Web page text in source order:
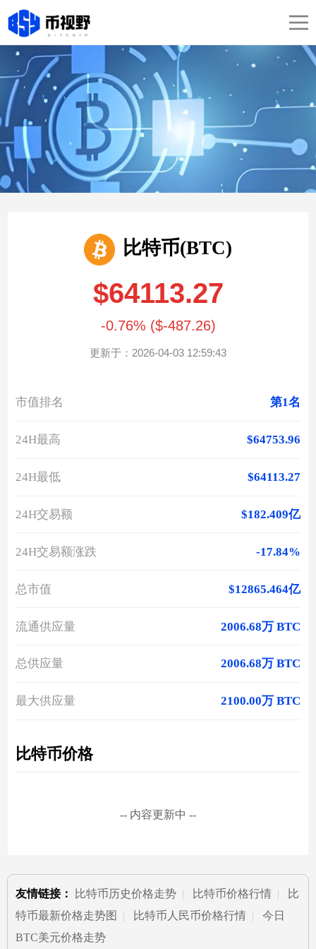
比特币(BTC)
$64113.27
-0.76% ($-487.26)
更新于：2026-04-03 12:59:43
市值排名 第1名
24H最高 $64753.96
24H最低 $64113.27
24H交易额 $182.409亿
24H交易额涨跌 -17.84%
总市值 $12865.464亿
流通供应量 2006.68万 BTC
总供应量 2006.68万 BTC
最大供应量 2100.00万 BTC
比特币价格
-- 内容更新中 --
友情链接： 比特币历史价格走势 | 比特币价格行情 | 比
特币最新价格走势图
| 比特币人民币价格行情 |今日
BTC美元价格走势